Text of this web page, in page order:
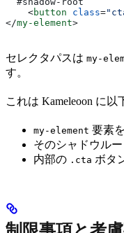
    <
button class=
</my-element>
セレクタパスは my-
す。
これは Kameleoon に以
my-element 要素
そのシャドウルー
内部の .cta ボタ